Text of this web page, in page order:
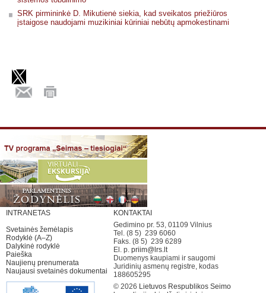
SRK pirmininkė D. Mikutienė siekia, kad sveikatos priežiūros
įstaigose naudojami muzikiniai kūriniai nebūtų apmokestinami
INTRANETAS
Svetainės žemėlapis
Rodyklė (A–Z)
Dalykinė rodyklė
Paieška
Naujienų prenumerata
Naujausi svetainės dokumentai
KONTAKTAI
Gedimino pr. 53, 01109 Vilnius
Tel. (8 5) 239 6060
Faks. (8 5) 239 6289
El. p. priim@lrs.lt
Duomenys kaupiami ir saugomi
Juridinių asmenų registre, kodas
188605295
© 2026 Lietuvos Respublikos Seimo